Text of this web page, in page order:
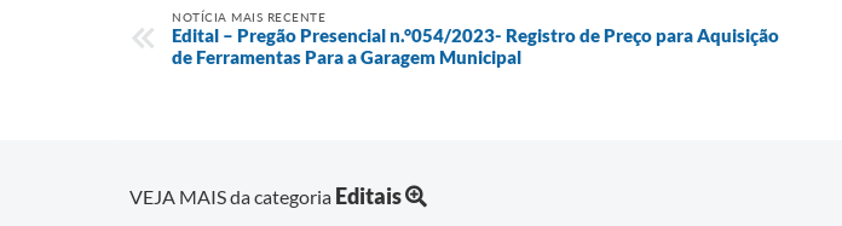
NOTÍCIA MAIS RECENTE
Edital – Pregão Presencial n.°054/2023- Registro de Preço para Aquisição
de Ferramentas Para a Garagem Municipal
VEJA MAIS da categoria Editais